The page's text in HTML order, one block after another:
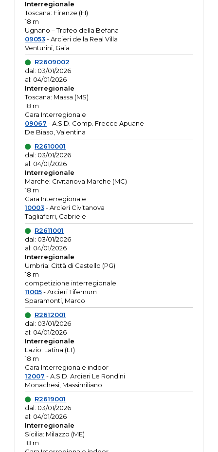
Interregionale
Toscana: Firenze (FI)
18 m
Ugnano – Trofeo della Befana
09053- Arcieri della Real Villa
Venturini, Gaia
R2609002
dal: 03/01/2026
al: 04/01/2026
Interregionale
Toscana: Massa (MS)
18 m
Gara Interregionale
09067 - A.S.D. Comp. Frecce Apuane
De Biaso, Valentina
R2610001
dal: 03/01/2026
al: 04/01/2026
Interregionale
Marche: Civitanova Marche (MC)
18 m
Gara Interregionale
10003- Arcieri Civitanova
Tagliaferri, Gabriele
R2611001
dal: 03/01/2026
al: 04/01/2026
Interregionale
Umbria: Città di Castello (PG)
18 m
competizione interregionale
11005- Arcieri Tifernum
Sparamonti, Marco
R2612001
dal: 03/01/2026
al: 04/01/2026
Interregionale
Lazio: Latina (LT)
18 m
Gara Interregionale indoor
12007 - A.S.D. Arcieri Le Rondini
Monachesi, Massimiliano
R2619001
dal: 03/01/2026
al: 04/01/2026
Interregionale
Sicilia: Milazzo (ME)
18 m